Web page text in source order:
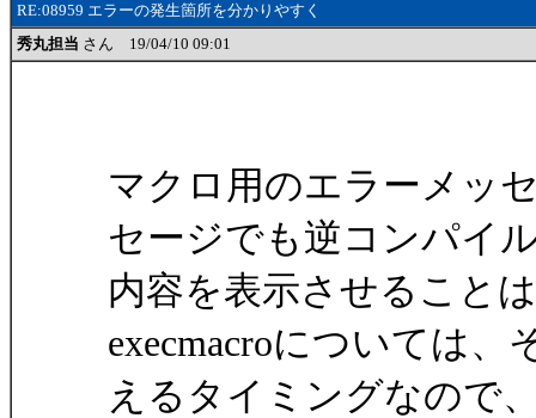
RE:08959 エラーの発生箇所を分かりやすく
秀丸担当 さん 19/04/10 09:01
マクロ用のエラーメッ
セージでも逆コンパイ
内容を表示させること
execmacroについては
えるタイミングなので